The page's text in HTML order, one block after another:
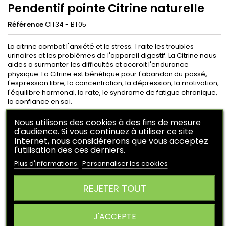
Pendentif pointe Citrine naturelle
RéférenceCIT34 - BT05
La citrine combat l'anxiété et le stress. Traite les troubles
urinaires et les problèmes de l'appareil digestif. La Citrine nous
aides a surmonter les difficultés et accroit l'endurance
physique. La Citrine est bénéfique pour l'abandon du passé,
l'espression libre, la concentration, la dépression, la motivation,
l'équilibre hormonal, la rate, le syndrome de fatigue chronique,
la confiance en soi.
28,00 €
HT
En achetant ce produit vous pouvez obtenir 5 points .
Votre panier vous rapportera5 points
converti en un bon de réduction de1,25 € .
 Ajouter au panier
Derniers articles en stock
Nous utilisons des cookies à des fins de mesure
d'audience. Si vous continuez à utiliser ce site
Internet, nous considérerons que vous acceptez
l'utilisation des ces derniers.
Plus d'informations Personnaliser les cookies
REJETER TOUT
J'ACCEPTE